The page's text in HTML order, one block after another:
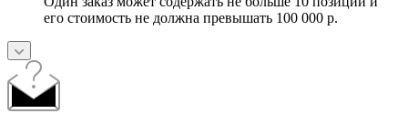
его стоимость не должна превышать 100 000 р.